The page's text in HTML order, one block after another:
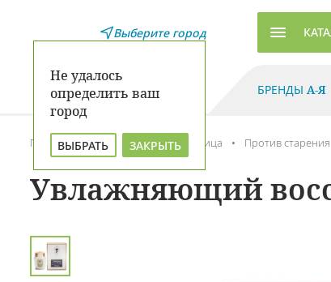
Выберите город
Не удалось
определить ваш
город
ВЫБРАТЬ ЗАКРЫТЬ
БРЕНДЫ А-Я
Главная Каталог Уход для лица Против старения
Увлажняющий